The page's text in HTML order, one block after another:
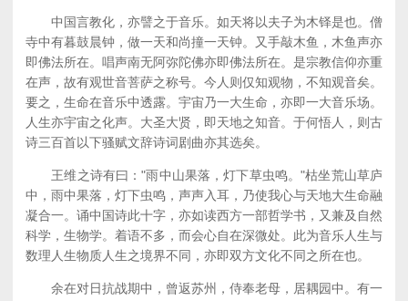
中国言教化，亦譬之于音乐。如天将以夫子为木铎是也。僧
寺中有暮鼓晨钟，做一天和尚撞一天钟。又手敲木鱼，木鱼声亦
即佛法所在。唱声南无阿弥陀佛亦即佛法所在。是宗教信仰亦重
在声，故有观世音菩萨之称号。今人则仅知观物，不知观音矣。
要之，生命在音乐中透露。宇宙乃一大生命，亦即一大音乐场。
人生亦宇宙之化声。大圣大贤，即天地之知音。于何悟人，则古
诗三百首以下骚赋文辞诗词剧曲亦其选矣。
王维之诗有曰："雨中山果落，灯下草虫鸣。"枯坐荒山草庐
中，雨中果落，灯下虫鸣，声声入耳，乃使我心与天地大生命融
凝合一。诵中国诗此十字，亦如读西方一部哲学书，又兼及自然
科学，生物学。着语不多，而会心自在深微处。此为音乐人生与
数理人生物质人生之境界不同，亦即双方文化不同之所在也。
余在对日抗战期中，曾返苏州，侍奉老母，居耦园中。有一